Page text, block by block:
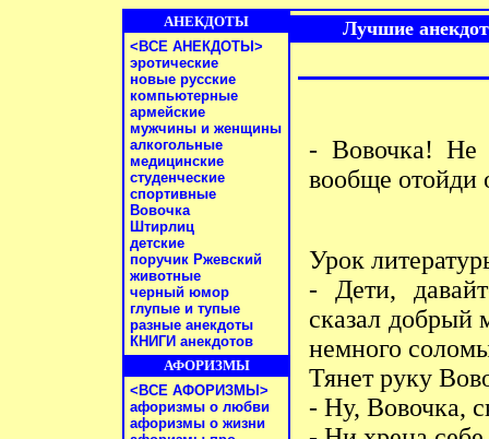
АНЕКДОТЫ
<ВСЕ АНЕКДОТЫ>
эротические
новые русские
компьютерные
армейские
мужчины и женщины
алкогольные
медицинские
студенческие
спортивные
Вовочка
Штирлиц
детские
поручик Ржевский
животные
черный юмор
глупые и тупые
разные анекдоты
КНИГИ анекдотов
АФОРИЗМЫ
<ВСЕ АФОРИЗМЫ>
афоризмы о любви
афоризмы о жизни
Лучшие
- Вовочка! Не
вообще отойди
Урок
- Дети,
сказал добрый
немного
Тянет руку
- Ну, Вовочка,